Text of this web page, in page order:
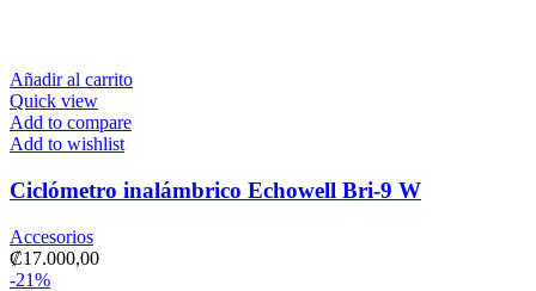
Añadir al carrito
Quick view
Add to compare
Add to wishlist
Ciclómetro inalámbrico Echowell Bri-9 W
Accesorios
₡17.000,00
-21%